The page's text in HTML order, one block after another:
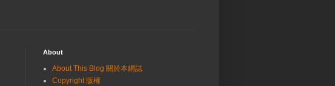
About
About This Blog 關於本網誌
Copyright 版權